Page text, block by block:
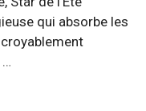
qui absorbe les
…